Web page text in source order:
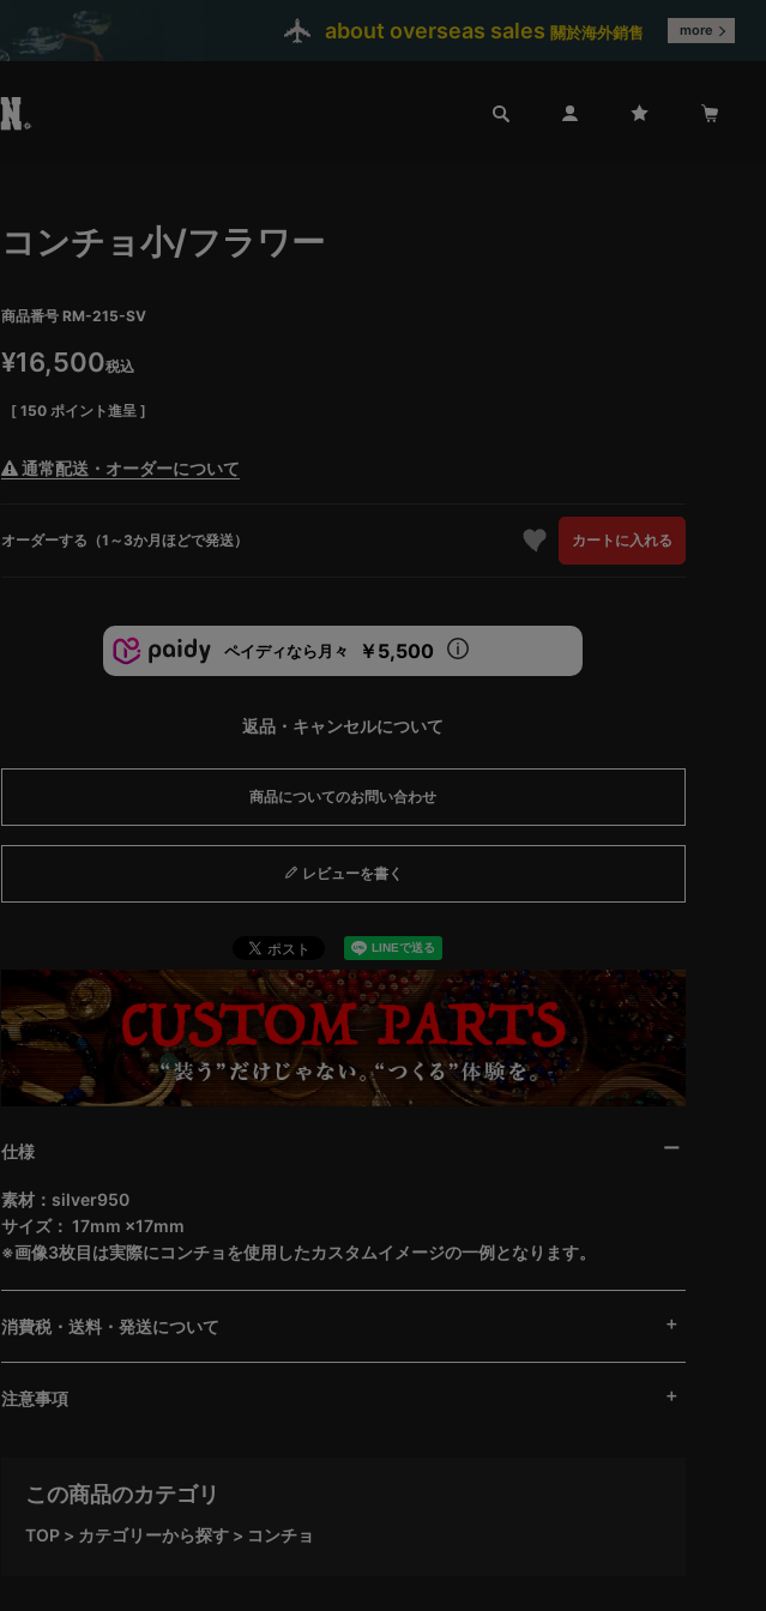
about overseas sales 關於海外銷售 more
コンチョ小/フラワー
商品番号 RM-215-SV
¥16,500税込
[ 150 ポイント進呈 ]
通常配送・オーダーについて
オーダーする（1～3か月ほどで発送） カートに入れる
ペイディなら月々 ￥5,500
返品・キャンセルについて
商品についてのお問い合わせ
レビューを書く
仕様
素材：silver950
サイズ： 17mm ×17mm
※画像3枚目は実際にコンチョを使用したカスタムイメージの一例となります。
消費税・送料・発送について
注意事項
この商品のカテゴリ
TOP カテゴリーから探す コンチョ